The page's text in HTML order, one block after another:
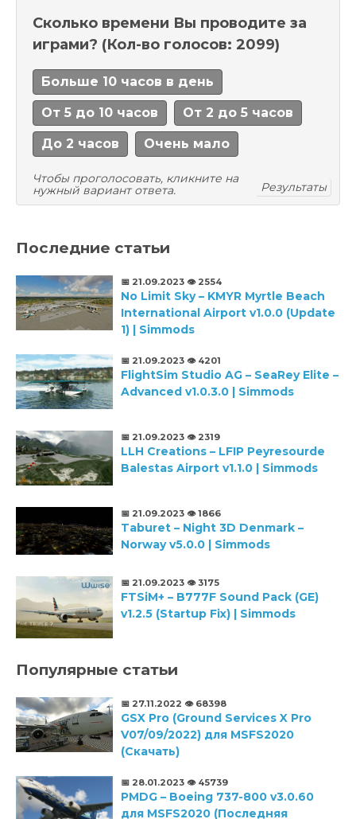
Сколько времени Вы проводите за
играми? (Кол-во голосов: 2099)
Больше 10 часов в день
От 5 до 10 часов От 2 до 5 часов
До 2 часов Очень мало
Чтобы проголосовать, кликните на
нужный вариант ответа.
Результаты
Последние статьи
📅 21.09.2023 👁️ 2554
No Limit Sky – KMYR Myrtle Beach
International Airport v1.0.0 (Update
1) | Simmods
📅 21.09.2023 👁️ 4201
FlightSim Studio AG – SeaRey Elite –
Advanced v1.0.3.0 | Simmods
📅 21.09.2023 👁️ 2319
LLH Creations – LFIP Peyresourde
Balestas Airport v1.1.0 | Simmods
📅 21.09.2023 👁️ 1866
Taburet – Night 3D Denmark –
Norway v5.0.0 | Simmods
📅 21.09.2023 👁️ 3175
FTSiM+ – B777F Sound Pack (GE)
v1.2.5 (Startup Fix) | Simmods
Популярные статьи
📅 27.11.2022 👁️ 68398
GSX Pro (Ground Services X Pro
V07/09/2022) для MSFS2020
(Скачать)
📅 28.01.2023 👁️ 45739
PMDG – Boeing 737-800 v3.0.60
для MSFS2020 (Последняя